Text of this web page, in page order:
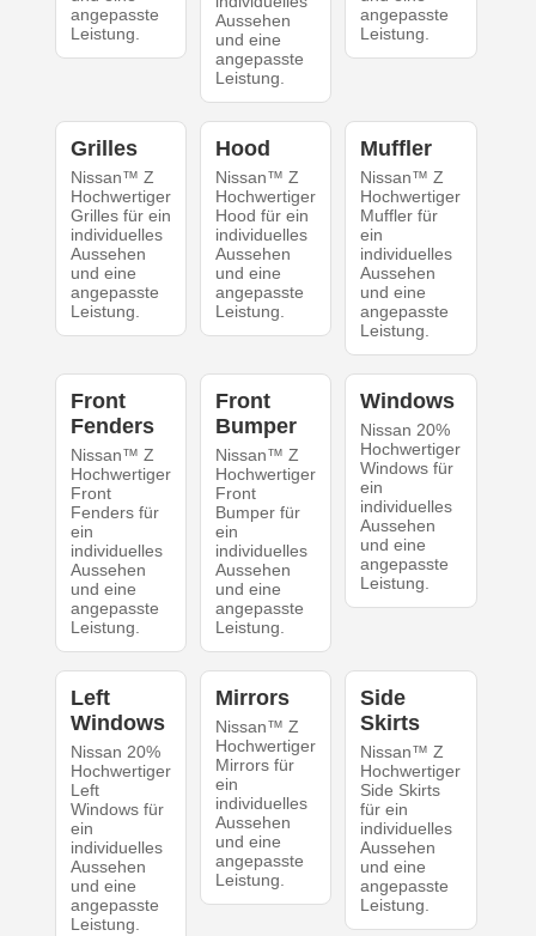
angepasste
Leistung.
Aussehen
und eine
angepasste
Leistung.
angepasste
Leistung.
Grilles
Nissan™ Z
Hochwertiger
Grilles für ein
individuelles
Aussehen
und eine
angepasste
Leistung.
Hood
Nissan™ Z
Hochwertiger
Hood für ein
individuelles
Aussehen
und eine
angepasste
Leistung.
Muffler
Nissan™ Z
Hochwertiger
Muffler für
ein
individuelles
Aussehen
und eine
angepasste
Leistung.
Front
Fenders
Nissan™ Z
Hochwertiger
Front
Fenders für
ein
individuelles
Aussehen
und eine
angepasste
Leistung.
Front
Bumper
Nissan™ Z
Hochwertiger
Front
Bumper für
ein
individuelles
Aussehen
und eine
angepasste
Leistung.
Windows
Nissan 20%
Hochwertiger
Windows für
ein
individuelles
Aussehen
und eine
angepasste
Leistung.
Left
Windows
Nissan 20%
Hochwertiger
Left
Windows für
ein
individuelles
Aussehen
und eine
angepasste
Leistung.
Mirrors
Nissan™ Z
Hochwertiger
Mirrors für
ein
individuelles
Aussehen
und eine
angepasste
Leistung.
Side
Skirts
Nissan™ Z
Hochwertiger
Side Skirts
für ein
individuelles
Aussehen
und eine
angepasste
Leistung.